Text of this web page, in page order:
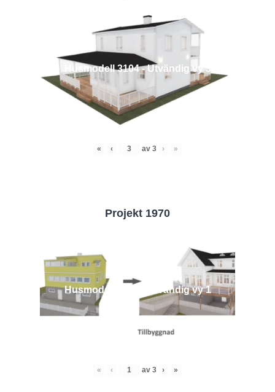
Husmodell 3104 - Utvändig vy 3
« ‹ av 3 › »
Projekt 1970
Husmodell 1970 - Utvändig vy 1
« ‹ av 3 › »